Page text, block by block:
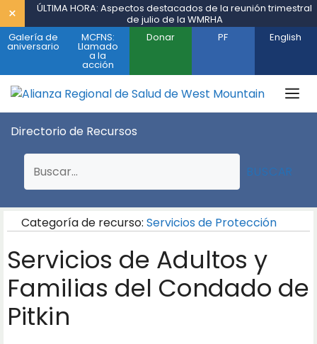
Saltar
al
contenido
×
ÚLTIMA HORA: Aspectos destacados de la reunión trimestral
de julio de la WMRHA
Galería de
aniversario
MCFNS:
Llamado
a la
acción
Donar PF English
Directorio de Recursos
BUSCAR
Categoría de recurso: Servicios de Protección
Servicios de Adultos y
Familias del Condado de
Pitkin